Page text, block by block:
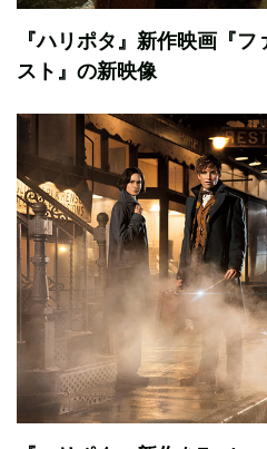
『ハリポタ』新作映画『
スト』の新映像